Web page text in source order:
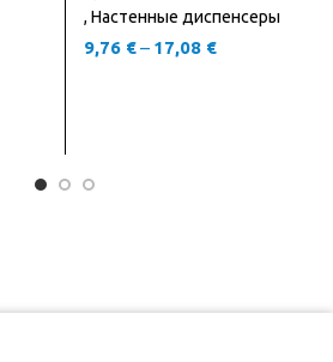
, Настенные диспенсеры
9,76 €– 17,08 €